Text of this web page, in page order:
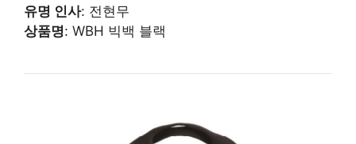
유명 인사: 전현무
상품명: WBH 빅백 블랙